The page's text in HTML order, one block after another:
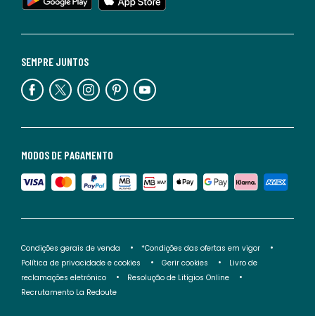
MODOS DE PAGAMENTO
SEMPRE JUNTOS
Condições gerais de venda
*Condições das ofertas em vigor
Política de privacidade e cookies
Gerir cookies
Livro de
reclamações eletrónico
Resolução de Litígios Online
Recrutamento La Redoute